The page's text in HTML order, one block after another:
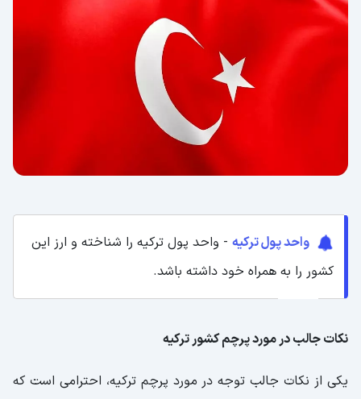
واحد پول ترکیه - واحد پول ترکیه را شناخته و ارز این
کشور را به همراه خود داشته باشد.
نکات جالب در مورد پرچم کشور ترکیه
یکی از نکات جالب توجه در مورد پرچم ترکیه، احترامی است که